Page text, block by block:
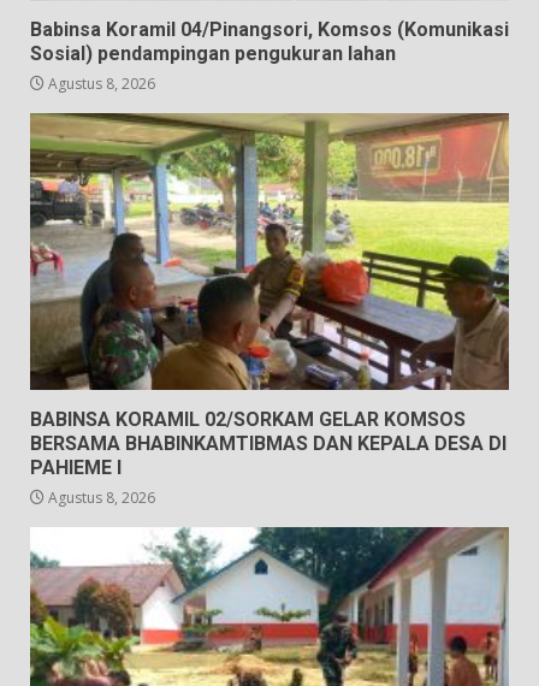
Babinsa Koramil 04/Pinangsori, Komsos (Komunikasi
Sosial) pendampingan pengukuran lahan
Agustus 8, 2026
BABINSA KORAMIL 02/SORKAM GELAR KOMSOS
BERSAMA BHABINKAMTIBMAS DAN KEPALA DESA DI
PAHIEME I
Agustus 8, 2026